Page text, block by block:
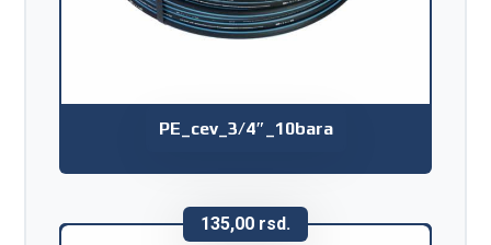
PE_cev_3/4″_10bara
135,00 rsd.